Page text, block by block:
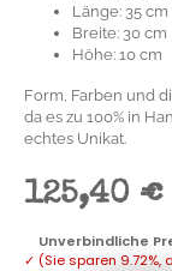
Länge: 35 cm
Breite: 30 cm
Höhe: 10 cm
Form, Farben und
da es zu 100% in
echtes Unikat.
125,40 €
Unverbindliche
✓ (Sie sparen 9.72%,